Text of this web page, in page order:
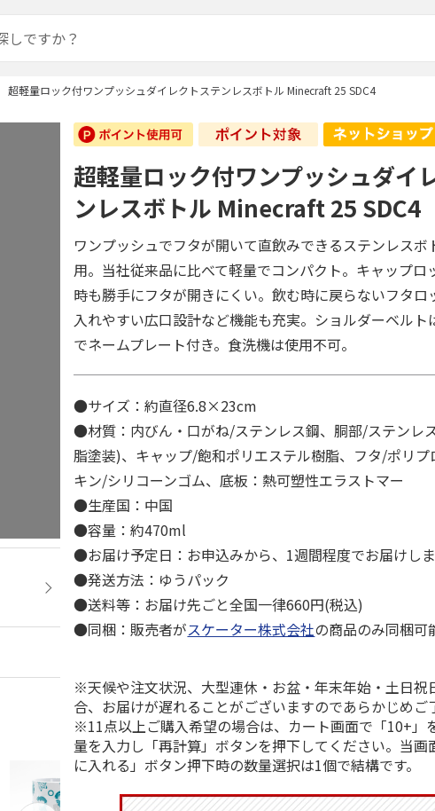
超軽量ロック付ワンプッシュダイレクトステンレスボトル Minecraft 25 SDC4
超軽量ロック付ワンプッシュダイ
ンレスボトル Minecraft 25 SDC4
ワンプッシュでフタが開いて直飲みできるステンレスボ
用。当社従来品に比べて軽量でコンパクト。キャップロ
時も勝手にフタが開きにくい。飲む時に戻らないフタロ
入れやすい広口設計など機能も充実。ショルダーベルト
でネームプレート付き。食洗機は使用不可。
●サイズ：約直径6.8×23cm
●材質：内びん・口がね/ステンレス鋼、胴部/ステンレ
脂塗装)、キャップ/飽和ポリエステル樹脂、フタ/ポリプ
キン/シリコーンゴム、底板：熱可塑性エラストマー
●生産国：中国
●容量：約470ml
●お届け予定日：お申込みから、1週間程度でお届けしま
●発送方法：ゆうパック
●送料等：お届け先ごと全国一律660円(税込)
●同梱：販売者がスケーター株式会社の商品のみ同梱可
※天候や注文状況、大型連休・お盆・年末年始・土日祝
合、お届けが遅れることがございますのであらかじめご
※11点以上ご購入希望の場合は、カート画面で「10+」
量を入力し「再計算」ボタンを押下してください。当画
に入れる」ボタン押下時の数量選択は1個で結構です。